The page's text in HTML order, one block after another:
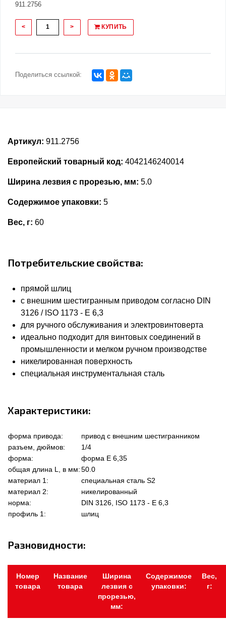
911.2756
< > КУПИТЬ
Поделиться ссылкой:
Артикул: 911.2756
Европейский товарный код: 4042146240014
Ширина лезвия с прорезью, мм: 5.0
Содержимое упаковки: 5
Вес, г: 60
Потребительские свойства:
прямой шлиц
с внешним шестигранным приводом согласно DIN
3126 / ISO 1173 - E 6,3
для ручного обслуживания и электровинтоверта
идеально подходит для винтовых соединений в
промышленности и мелком ручном производстве
никелированная поверхность
специальная инструментальная сталь
Характеристики:
форма привода:
привод с внешним шестигранником
разъем, дюймов:
1/4
форма:
форма Е 6,35
общая длина L, в мм:50.0
материал 1:
специальная сталь S2
материал 2:
никелированный
норма:
DIN 3126, ISO 1173 - E 6,3
профиль 1:
шлиц
Разновидности:
Номер
товара
Название
товара
Ширина
лезвия с
прорезью,
мм:
Содержимое
упаковки:
Вес,
г: